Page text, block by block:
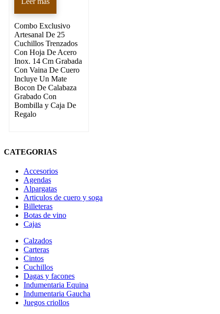
Combo Exclusivo
Artesanal De 25
Cuchillos Trenzados
Con Hoja De Acero
Inox. 14 Cm Grabada
Con Vaina De Cuero
Incluye Un Mate
Bocon De Calabaza
Grabado Con
Bombilla y Caja De
Regalo
CATEGORIAS
Accesorios
Agendas
Alpargatas
Articulos de cuero y soga
Billeteras
Botas de vino
Cajas
Calzados
Carteras
Cintos
Cuchillos
Dagas y facones
Indumentaria Equina
Indumentaria Gaucha
Juegos criollos